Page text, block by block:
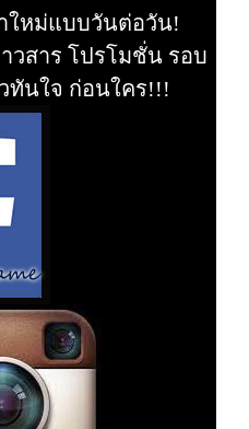
ใหม่แบบวันต่อวัน!
สาร โปรโมชั่น รอบ
ทันใจ ก่อนใคร!!!